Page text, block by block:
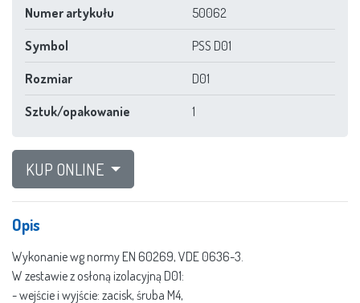
Numer artykułu 50062
Symbol PSS D01
Rozmiar D01
Sztuk/opakowanie 1
KUP ONLINE
Opis
Wykonanie wg normy EN 60269, VDE 0636-3.
W zestawie z osłoną izolacyjną D01:
- wejście i wyjście: zacisk, śruba M4,